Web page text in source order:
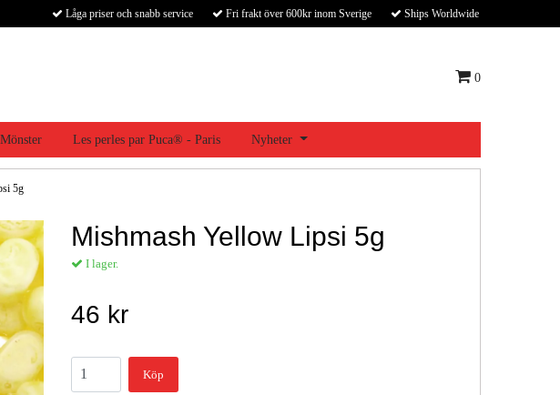
Låga priser och snabb service Fri frakt över 600kr inom Sverige Ships Worldwide
0
Les perles par Puca® - Paris Nyheter
5g
Mishmash Yellow Lipsi 5g
I lager.
46 kr
Köp